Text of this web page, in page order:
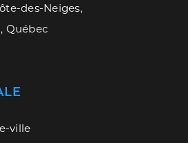
des-Neiges,
Québec
ville